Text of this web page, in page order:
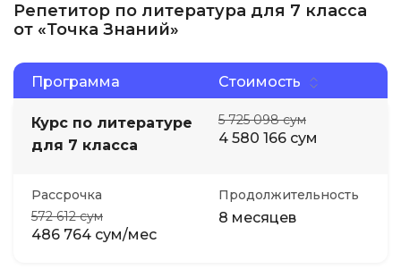
Репетитор по литература для 7 класса
от «Точка Знаний»
Программа Стоимость
Курс по литературе
для 7 класса
5 725 098 сум
4 580 166 сум
Рассрочка
572 612 сум
486 764 сум/мес
Продолжительность
8 месяцев